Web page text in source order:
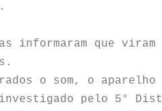
informaram que viram
o som, o aparelho
pelo 5°